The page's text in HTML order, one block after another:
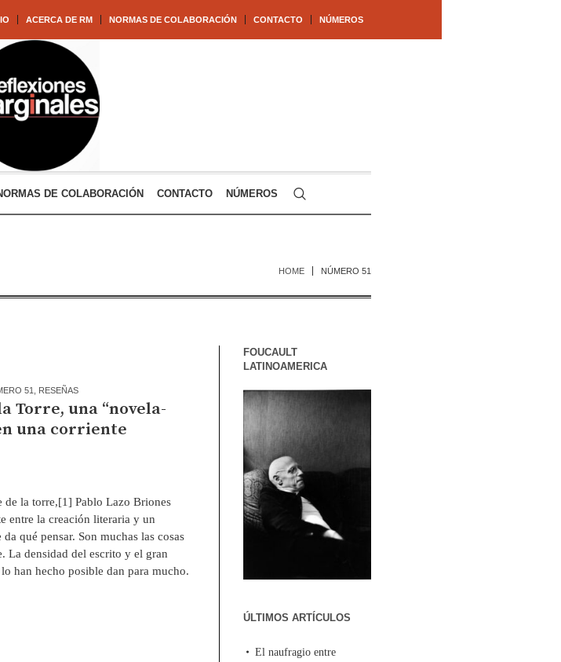
ACERCA DE RM NORMAS DE COLABORACIÓN CONTACTO NÚMEROS
DE COLABORACIÓN CONTACTO NÚMEROS
HOME NÚMERO 51
51 RESEÑAS
Torre, una “novela-
una corriente
de la torre,[1] Pablo Lazo Briones
entre la creación literaria y un
qué pensar. Son muchas las cosas
La densidad del escrito y el gran
han hecho posible dan para mucho.
FOUCAULT
LATINOAMERICA
ÚLTIMOS ARTÍCULOS
El naufragio entre